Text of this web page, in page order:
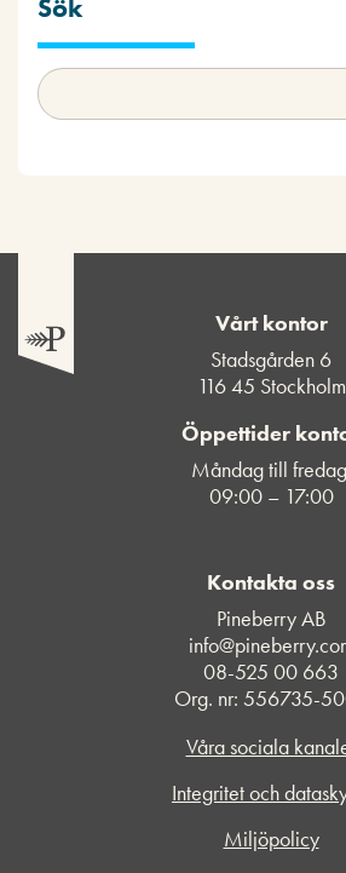
Sök
Vårt kontor
Stadsgården 6
116 45 Stockholm
Öppettider
Måndag till
09:00 – 17:00
Kontakta oss
Pineberry AB
08-525 00 663
Org. nr: 556735-
Våra sociala
Integritet och
Miljöpolicy